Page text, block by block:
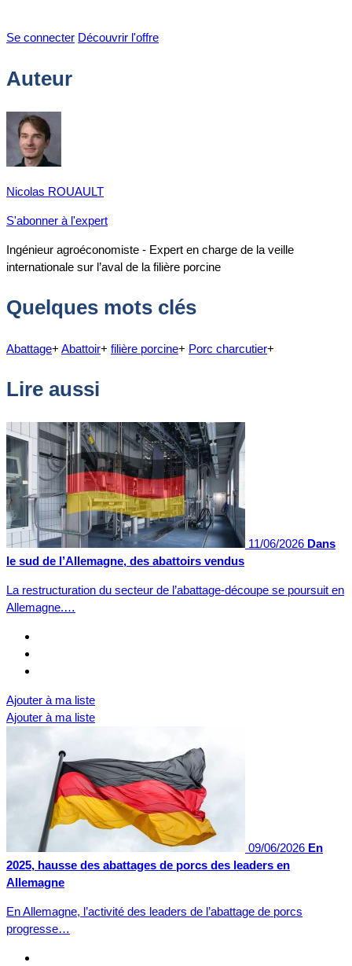
Se connecter Découvrir l'offre
Auteur
Nicolas ROUAULT
S'abonner à l'expert
Ingénieur agroéconomiste - Expert en charge de la veille
internationale sur l’aval de la filière porcine
Quelques mots clés
Abattage+ Abattoir+ filière porcine+ Porc charcutier+
Lire aussi
11/06/2026 Dans
le sud de l’Allemagne, des abattoirs vendus
La restructuration du secteur de l’abattage-découpe se poursuit en
Allemagne.…
Ajouter à ma liste
Ajouter à ma liste
09/06/2026 En
2025, hausse des abattages de porcs des leaders en
Allemagne
En Allemagne, l’activité des leaders de l’abattage de porcs
progresse…